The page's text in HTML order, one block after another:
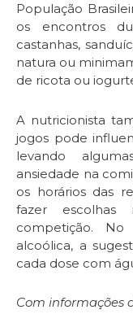
População
os encontros
castanhas,
natura ou
de ricota ou
A nutricionista
jogos pode
levando
ansiedade na
os horários das
fazer escolhas
competição.
alcoólica, a
cada dose com
Com informações